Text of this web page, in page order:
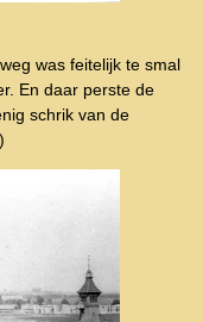
was feitelijk te smal
En daar perste de
schrik van de
)